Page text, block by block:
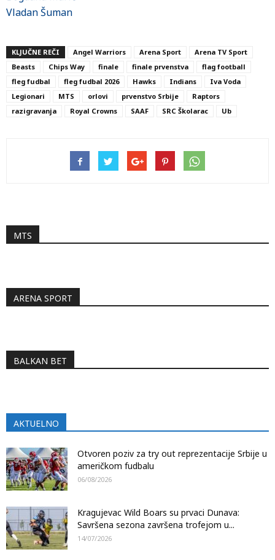
Vladan Šuman
KLJUČNE REČI Angel Warriors Arena Sport
Arena TV Sport
Beasts
Chips Way finale finale prvenstva
flag football
fleg fudbal
fleg fudbal 2026 Hawks Indians
Iva Voda
Legionari
MTS orlovi prvenstvo Srbije
Raptors
razigravanja
Royal Crowns SAAF SRC Školarac Ub
MTS
ARENA SPORT
BALKAN BET
AKTUELNO
Otvoren poziv za try out reprezentacije Srbije u
američkom fudbalu
06/08/2026
Kragujevac Wild Boars su prvaci Dunava:
Savršena sezona završena trofejom u...
14/07/2026